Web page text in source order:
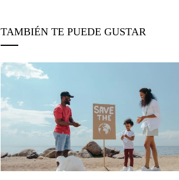
TAMBIÉN TE PUEDE GUSTAR